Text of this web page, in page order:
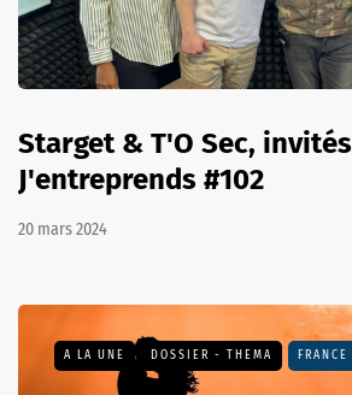
Starget & T'O Sec,
J'entreprends #102
20 mars 2024
A LA UNE DOSSIER - THEMA FRANCE